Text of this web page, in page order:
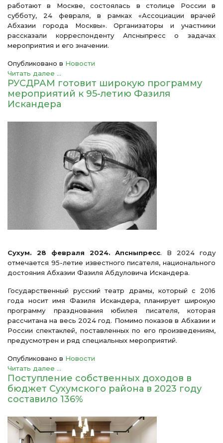
работают в Москве, состоялась в столице России в
субботу, 24 февраля, в рамках «Ассоциации врачей
Абхазии города Москвы». Организаторы и участники
рассказали корреспонденту Апсныпресс о задачах
мероприятия и его значении.
Опубликовано в Новости
Читать далее ...
РУСДРАМ готовит широкую программу
мероприятий к 95-летию Фазиля
Искандера
Сухум. 28 февраля 2024. Апсныпресс. В 2024 году
отмечается 95-летие известного писателя, национального
достояния Абхазии Фазиля Абдуловича Искандера.
Государственный русский театр драмы, который с 2016
года носит имя Фазиля Искандера, планирует широкую
программу празднования юбилея писателя, которая
рассчитана на весь 2024 год. Помимо показов в Абхазии и
России спектаклей, поставленных по его произведениям,
предусмотрен и ряд специальных мероприятий.
Опубликовано в Новости
Читать далее ...
Поступление собственных доходов в
бюджет Сухумского района в 2023 году
составило 136%